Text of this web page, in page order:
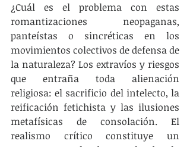
¿Cuál es el problema con estas
romantizaciones neopaganas,
panteístas o sincréticas en los
movimientos colectivos de defensa de
la naturaleza? Los extravíos y riesgos
que entraña toda alienación
religiosa: el sacrificio del intelecto, la
reificación fetichista y las ilusiones
metafísicas de consolación. El
realismo crítico constituye un